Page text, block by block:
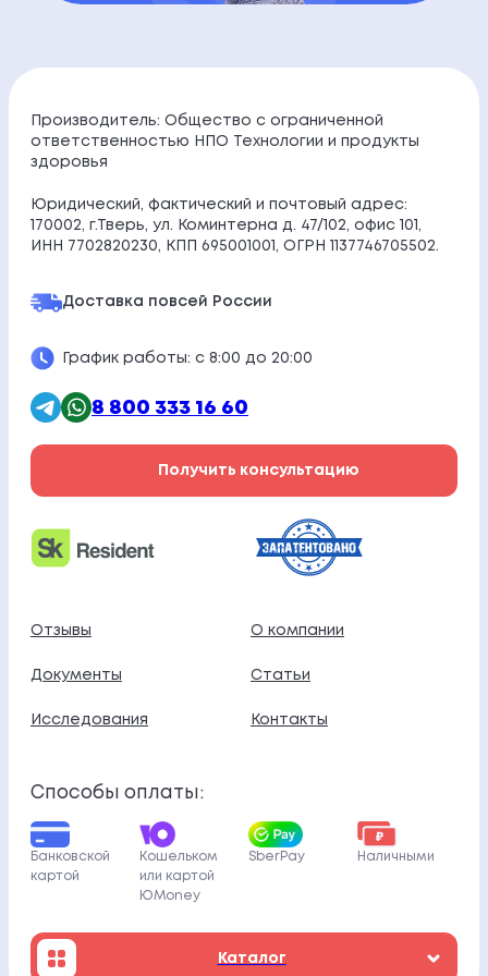
Производитель: Общество с ограниченной
ответственностью НПО Технологии и продукты
здоровья
Юридический, фактический и почтовый адрес:
170002, г.Тверь, ул. Коминтерна д. 47/102, офис 101,
ИНН 7702820230, КПП 695001001, ОГРН 1137746705502.
Доставка повсей России
График работы: с 8:00 до 20:00
8 800 333 16 60
Получить консультацию
Отзывы О компании
Документы Статьи
Исследования Контакты
Способы оплаты:
Банковской
картой
Кошельком
или картой
ЮMoney
SberPay Наличными
Каталог